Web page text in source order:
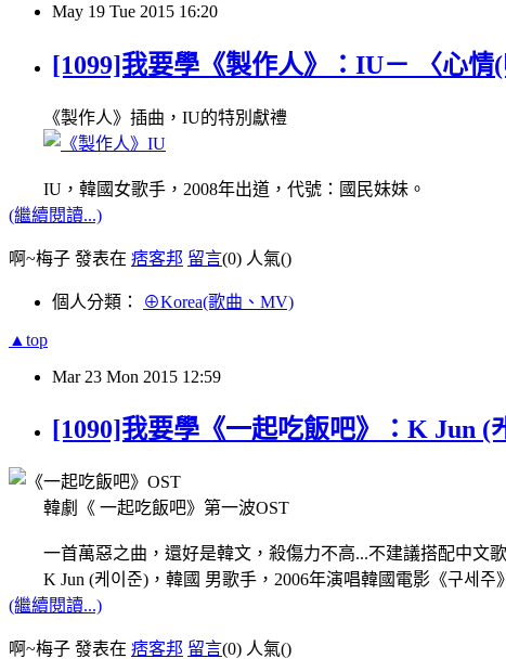
May 19 Tue 2015 16:20
[1099]我要學《製作人》：IU－ 〈心情
《製作人》插曲，IU的特別獻禮
IU，韓國女歌手，2008年出道，代號：國民妹妹。
(繼續閱讀...)
啊~梅子 發表在 痞客邦 留言(0) 人氣()
個人分類： ⊕Korea(歌曲、MV)
▲top
Mar 23 Mon 2015 12:59
[1090]我要學《一起吃飯吧》：K Jun (
韓劇《 一起吃飯吧》第一波OST
一首萬惡之曲，還好是韓文，殺傷力不高...不建議搭配中文
K Jun (케이준)，韓國 男歌手，2006年演唱韓國電影《구세주
(繼續閱讀...)
啊~梅子 發表在 痞客邦 留言(0) 人氣()